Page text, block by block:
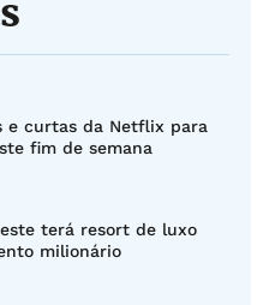
e curtas da Netflix para
fim de semana
terá resort de luxo
milionário